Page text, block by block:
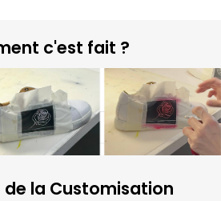
c'est fait ?
de la Customisation